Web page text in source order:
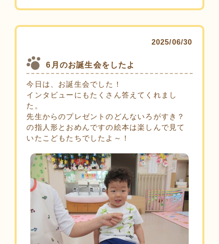
2025/06/30
6月のお誕生会をしたよ
今日は、お誕生会でした！
インタビューにもたくさん答えてくれまし
た。
先生からのプレゼントのどんないろがすき？
の指人形とおめんですの絵本は楽しんで見て
いたこどもたちでしたよ～！